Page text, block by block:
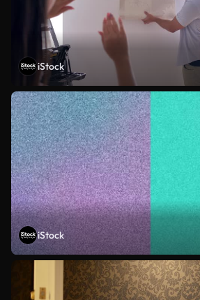
iStock
iStock